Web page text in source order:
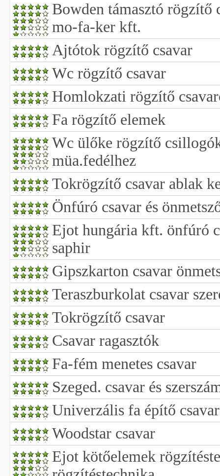
Bowden támasztó rögzítő
mo-fa-ker kft.
Ajtótok rögzítő csavar
Wc rögzítő csavar
Homlokzati rögzítő
Fa rögzítő elemek
Wc ülőke rögzítő
müa.fedélhez
Tokrögzítő csavar ablak
Önfúró csavar és
Ejot hungária kft. önfúró
saphir
Gipszkarton csavar
Teraszburkolat csavar
Tokrögzítő csavar
Csavar ragasztók
Fa-fém menetes csavar
Szeged. csavar és
Univerzális fa építő csavar
Woodstar csavar
Ejot kötőelemek